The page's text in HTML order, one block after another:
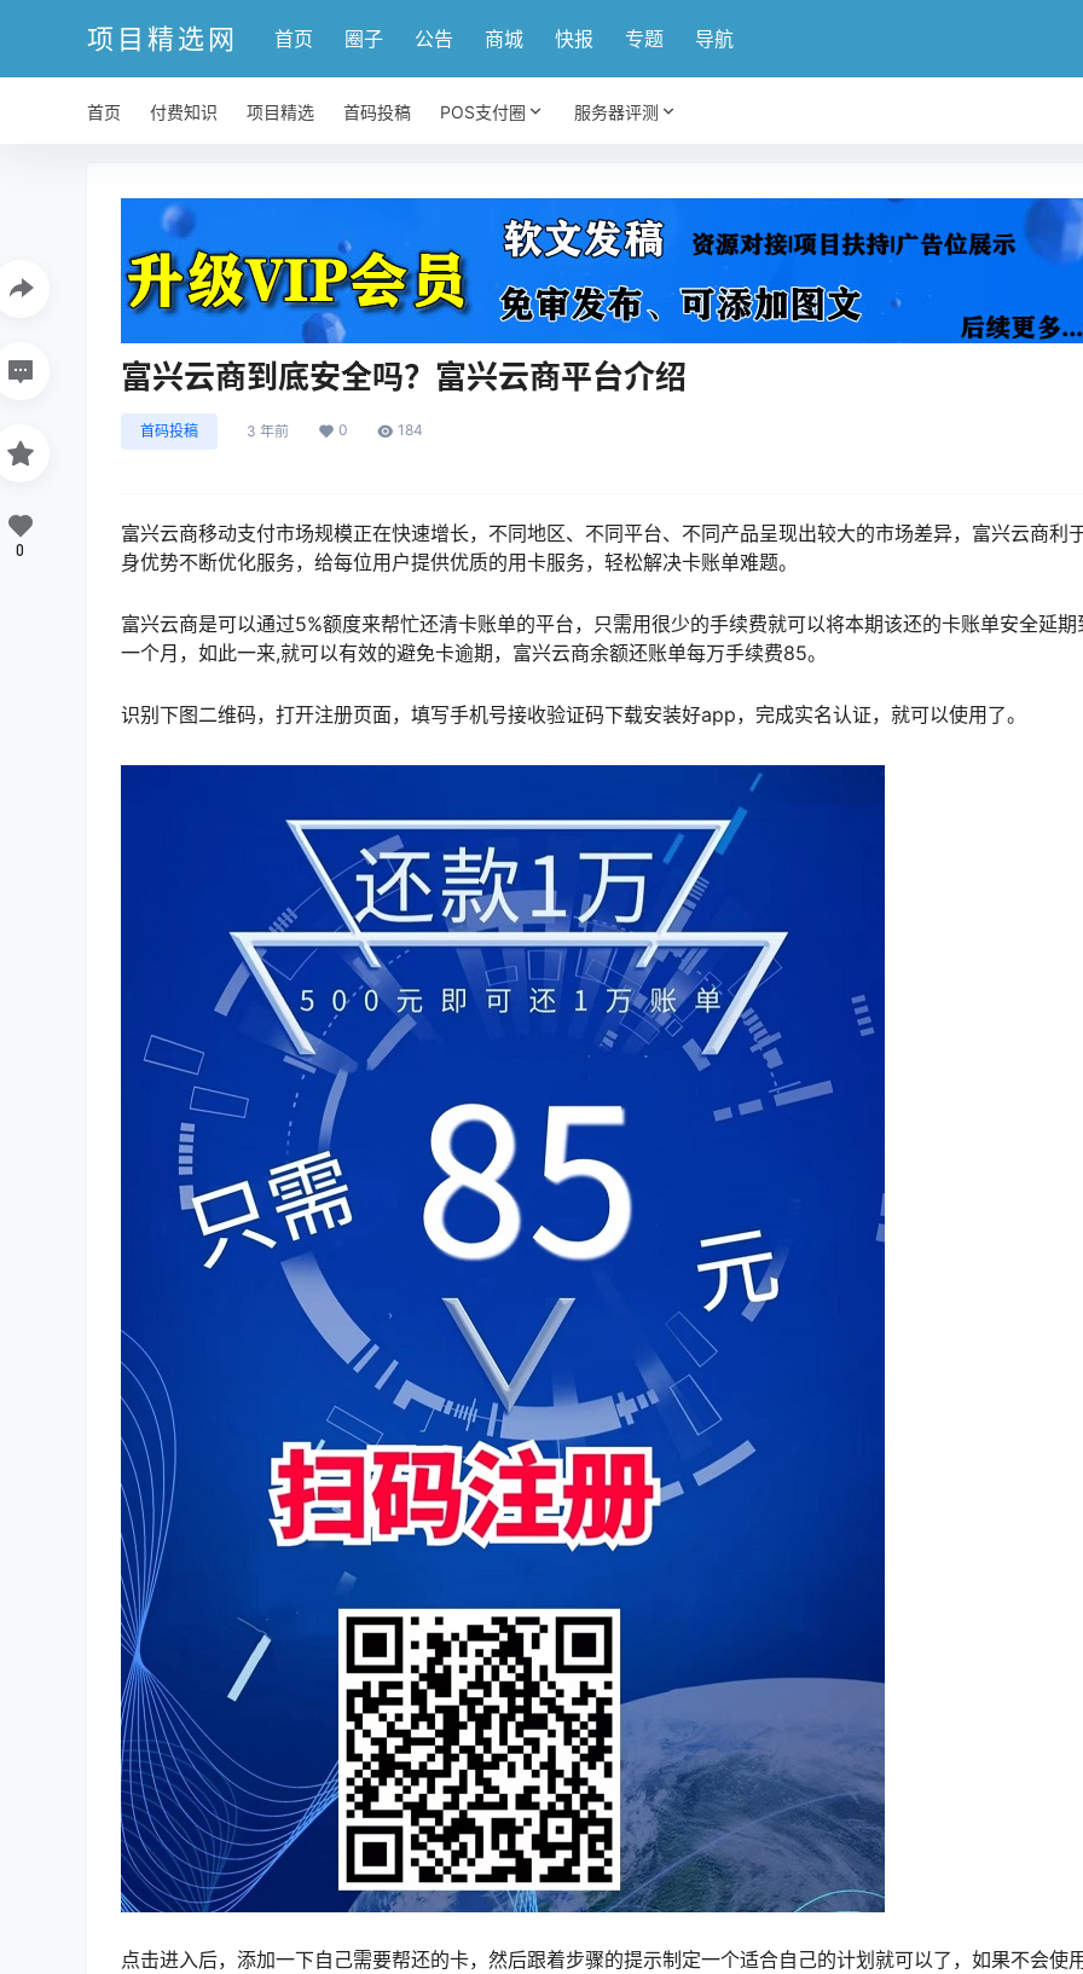
项目精选网 首页 圈子 公告 商城 快报 专题 导航
首页 付费知识 项目精选 首码投稿 POS支付圈 服务器评测
富兴云商到底安全吗？富兴云商平台介绍
首码投稿 3 年前 0 184
富兴云商移动支付市场规模正在快速增长，不同地区、不同平台、不同产品呈现出较大的市场差异，富兴云商利
身优势不断优化服务，给每位用户提供优质的用卡服务，轻松解决卡账单难题。
富兴云商是可以通过5%额度来帮忙还清卡账单的平台，只需用很少的手续费就可以将本期该还的卡账单安全延期
一个月，如此一来,就可以有效的避免卡逾期，富兴云商余额还账单每万手续费85。
识别下图二维码，打开注册页面，填写手机号接收验证码下载安装好app，完成实名认证，就可以使用了。
点击进入后，添加一下自己需要帮还的卡，然后跟着步骤的提示制定一个适合自己的计划就可以了，如果不会使
0